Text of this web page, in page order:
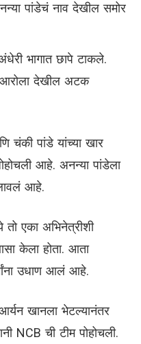
पांडेचं नाव देखील समोर
भागात छापे टाकले.
देखील अटक
चंकी पांडे यांच्या खार
आहे. अनन्या पांडेला
आहे.
एका अभिनेत्रीशी
केला होता. आता
उधाण आलं आहे.
खानला भेटल्यानंतर
NCB ची टीम पोहोचली.